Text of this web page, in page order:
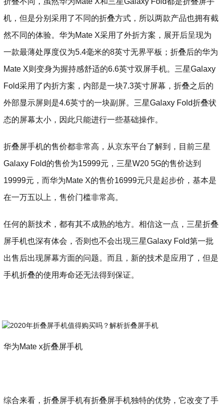
机，但是分别采用了不同的折叠方式，所以两款产品也拥有截
然不同的体验。华为Mate X采用了外折方案，展开后呈现为
一款最薄处厚度仅为5.4毫米的8英寸无界平板；折叠后的华为
Mate X则变身为握持感舒适的6.6英寸双屏手机。三星Galaxy
Fold采用了内折方案，内部是一块7.3英寸屏幕，折叠之后的
外部显示屏则是4.6英寸的一块副屏。三星Galaxy Fold折叠状
态的屏幕太小，因此只能进行一些基础操作。
折叠屏手机的售价都非常高，从京东平台了解到，目前三星
Galaxy Fold的售价为15999元，三星W20 5G的售价达到
19999元，而华为Mate X的售价16999元只是起步价，基本是
在一万五以上，售价门槛非常高。
任何的新技术，都有其不成熟的地方。相信这一点，三星折叠
屏手机也深有体会，否则也不会出现三星Galaxy Fold第一批
出售后出现屏幕方面的问题。而且，新的技术是应用了，但是
手机折叠的使用寿命还无法得到保证。
华为Mate x折叠屏手机
综合来看，折叠屏手机有折叠屏手机独特的优势，它改变了手